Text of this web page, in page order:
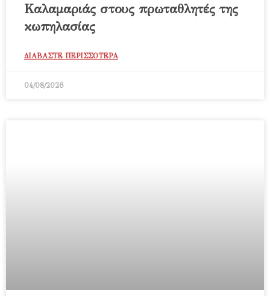
Καλαμαριάς στους πρωταθλητές της
κωπηλασίας
ΔΙΑΒΑΣΤΕ ΠΕΡΙΣΣΟΤΕΡΑ
04/08/2026